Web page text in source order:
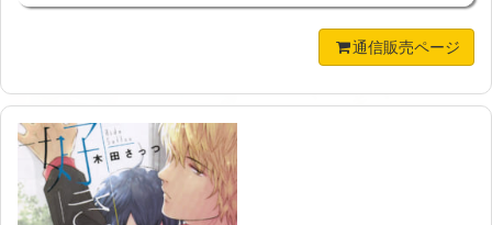
通信販売ページ